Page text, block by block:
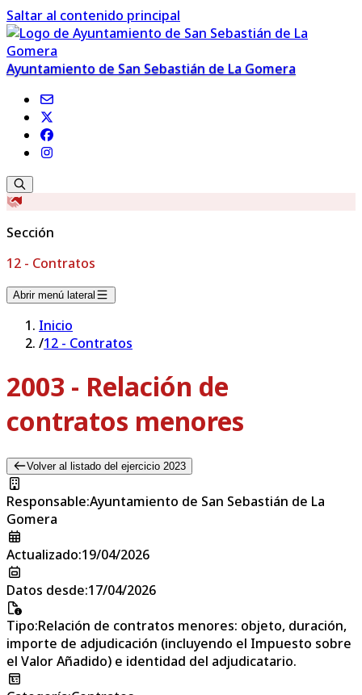
Saltar al contenido principal
Ayuntamiento de San Sebastián de La Gomera
Sección
12 - Contratos
Abrir menú lateral
Inicio
/12 - Contratos
2003 - Relación de
contratos menores
Volver al listado del ejercicio 2023
Responsable:Ayuntamiento de San Sebastián de La
Gomera
Actualizado:19/04/2026
Datos desde:17/04/2026
Tipo:Relación de contratos menores: objeto, duración,
importe de adjudicación (incluyendo el Impuesto sobre
el Valor Añadido) e identidad del adjudicatario.